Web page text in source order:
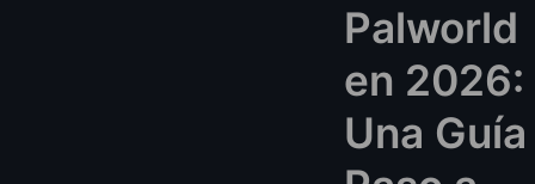
Palworld
en 2026:
Una Guía